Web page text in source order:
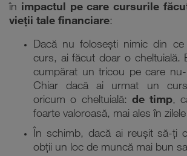
în impactul pe care cursurile
vieții tale financiare:
Dacă nu folosești nimic din
curs, ai făcut doar o cheltuială.
cumpărat un tricou pe care
Chiar dacă ai urmat un
oricum o cheltuială: de timp,
foarte valoroasă, mai ales în
În schimb, dacă ai reușit să-ți
obții un loc de muncă mai bun